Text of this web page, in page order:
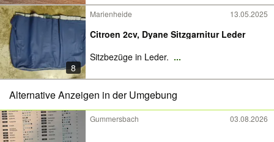
8
Marienheide 13.05.2025
Citroen 2cv, Dyane Sitzgarnitur Leder
Sitzbezüge in Leder. ...
Alternative Anzeigen in der Umgebung
Gummersbach 03.08.2026